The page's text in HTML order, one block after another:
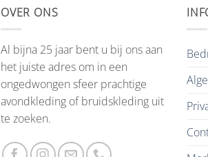
OVER ONS
Al bijna 25 jaar bent u bij ons aan
het juiste adres om in een
ongedwongen sfeer prachtige
avondkleding of bruidskleding uit
te zoeken.